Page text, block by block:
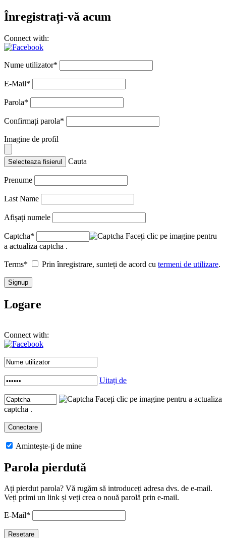
Înregistrați-vă acum
Connect with:
Nume utilizator*
E-Mail*
Parola*
Confirmați parola*
Imagine de profil
Selecteaza fisierul Cauta
Prenume
Last Name
Afișați numele
Captcha*
Faceți clic pe imagine pentru
a actualiza captcha .
Terms* Prin înregistrare, sunteți de acord cu termeni de utilizare.
Logare
Connect with:
Uitați de
Faceți clic pe imagine pentru a actualiza
captcha .
Amintește-ți de mine
Parola pierdută
Ați pierdut parola? Vă rugăm să introduceți adresa dvs. de e-mail.
Veți primi un link și veți crea o nouă parolă prin e-mail.
E-Mail*